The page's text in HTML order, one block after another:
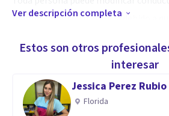
más no cambiar su esencia debido a
llegue a un entendimiento sobre sus
ubicándolos en el presente,
emocionales.se trabajan cinco áreas
importantes:Personal,Pareja,Familiar,
Ver descripción completa
Estos son otros
interesar
Jessica Perez Rubio
Florida